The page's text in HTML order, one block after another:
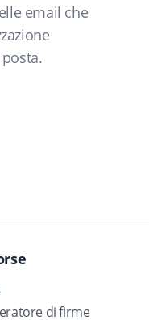
email che
di firme